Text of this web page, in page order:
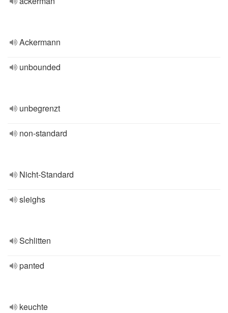
Ackermann
unbounded
unbegrenzt
non-standard
Nicht-Standard
sleighs
Schlitten
panted
keuchte